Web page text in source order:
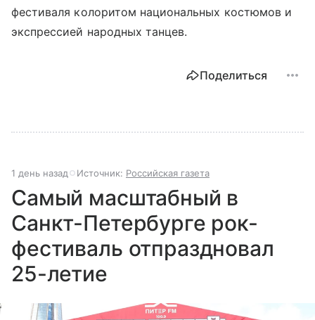
фестиваля колоритом национальных костюмов и
экспрессией народных танцев.
Поделиться
1 день назад Источник: Российская газета
Самый масштабный в
Санкт-Петербурге рок-
фестиваль отпраздновал
25-летие